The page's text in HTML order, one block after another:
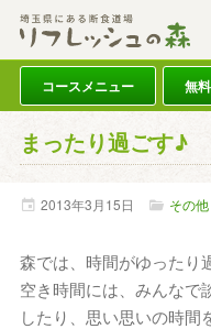
コースメニュー 無
まったり過ごす♪
2013年3月15日 その他
森では、時間がゆったり
空き時間には、みんなで
したり、思い思いの時間